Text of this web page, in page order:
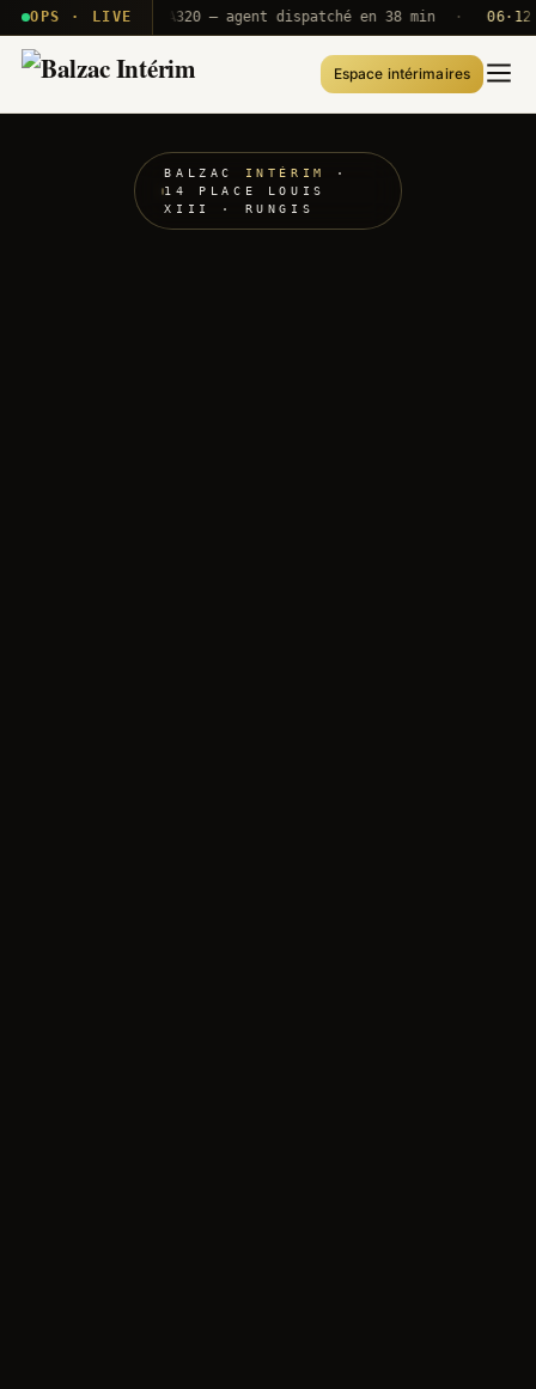
OPS · LIVE
· T2E · B71Push A320 — agent dispatché en 38 min · 06·12
Espace intérimaires
BALZAC INTÉRIM
·
14 PLACE LOUIS
XIII · RUNGIS